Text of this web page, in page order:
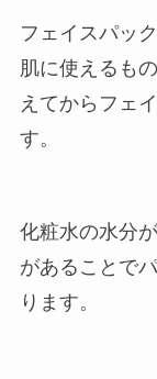
フェイスパッ
肌に使えるも
えてからフェ
す。
化粧水の水分
があることで
ります。